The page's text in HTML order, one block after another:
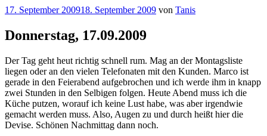
Veröffentlicht
17. September 200918. September 2009 von Tanis
Donnerstag, 17.09.2009
Der Tag geht heut richtig schnell rum. Mag an der Montagsliste
liegen oder an den vielen Telefonaten mit den Kunden. Marco ist
gerade in den Feierabend aufgebrochen und ich werde ihm in knapp
zwei Stunden in den Selbigen folgen. Heute Abend muss ich die
Küche putzen, worauf ich keine Lust habe, was aber irgendwie
gemacht werden muss. Also, Augen zu und durch heißt hier die
Devise. Schönen Nachmittag dann noch.